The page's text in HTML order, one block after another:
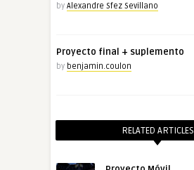
by Alexandre Sfez Sevillano
Proyecto final + suplemento
by benjamin.coulon
RELATED ARTICLES